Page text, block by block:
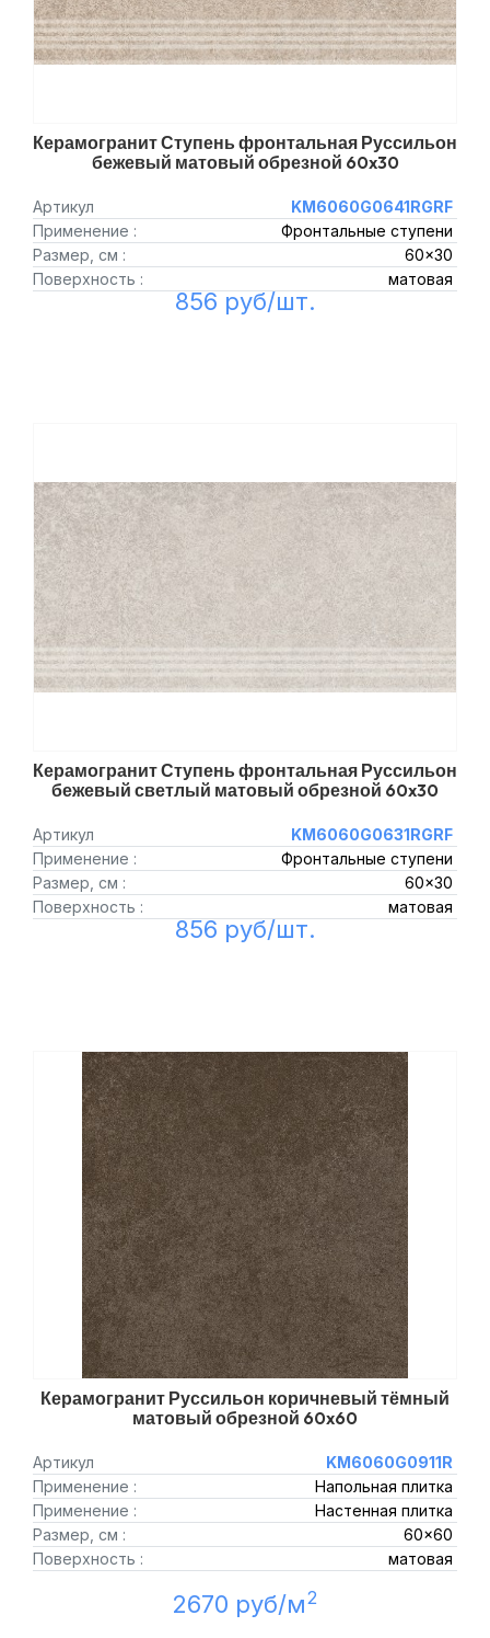
Керамогранит Ступень фронтальная Руссильон
бежевый матовый обрезной 60x30
Артикул
KM6060G0641RGRF
Применение :
Фронтальные ступени
Размер, см :
60x30
Поверхность :
матовая
856 руб/шт.
Керамогранит Ступень фронтальная Руссильон
бежевый светлый матовый обрезной 60x30
Артикул
KM6060G0631RGRF
Применение :
Фронтальные ступени
Размер, см :
60x30
Поверхность :
матовая
856 руб/шт.
Керамогранит Руссильон коричневый тёмный
матовый обрезной 60x60
Артикул
KM6060G0911R
Применение :
Напольная плитка
Применение :
Настенная плитка
Размер, см :
60x60
Поверхность :
матовая
2670 руб/м2